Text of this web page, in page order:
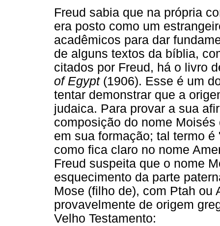
Freud sabia que na própria
era posto como um
acadêmicos para dar
de alguns textos da bíblia,
citados por Freud, há o livro
of Egypt(1906). Esse é um
tentar demonstrar que a
judaica. Para provar a sua
composição do nome
em sua formação; tal termo é
como fica claro no nome
Freud suspeita que o nome
esquecimento da parte
Mose (filho de), com Ptah
provavelmente de origem
Velho Testamento: